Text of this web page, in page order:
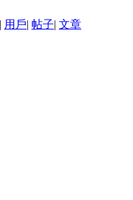
| 用戶| 帖子| 文章